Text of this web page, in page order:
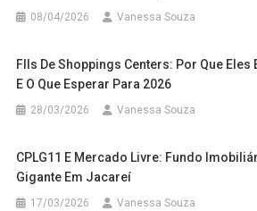
08/04/2026 Vanessa Souza
FIIs De Shoppings Centers: Por Que Eles
E O Que Esperar Para 2026
28/03/2026 Vanessa Souza
CPLG11 E Mercado Livre: Fundo
Gigante Em Jacareí
17/03/2026 Vanessa Souza